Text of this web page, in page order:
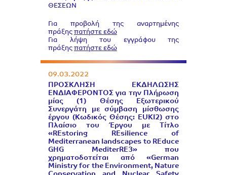
ΘΕΣΕΩΝ
Για προβολή της αναρτημένης
πράξης πατήστε εδώ
Για λήψη του εγγράφου της
πράξης πατήστε εδώ
09.03.2022
ΠΡΟΣΚΛΗΣΗ ΕΚΔΗΛΩΣΗΣ
ΕΝΔΙΑΦΕΡΟΝΤΟΣ για την Πλήρωση
μίας (1) Θέσης Εξωτερικού
Συνεργάτη με σύμβαση μίσθωσης
έργου (Κωδικός Θέσης: EUKI2) στο
Πλαίσιο του Έργου με Τίτλο
«REstoring REsilience of
Mediterranean landscapes to REduce
GHG MediterRE3» που
χρηματοδοτείται από «German
Ministry for the Environment, Nature